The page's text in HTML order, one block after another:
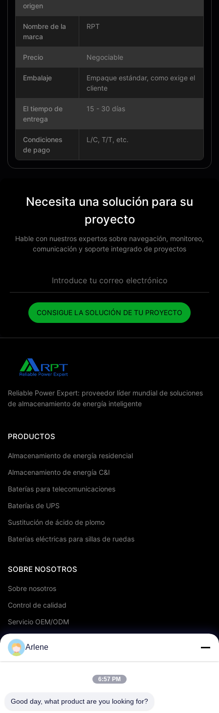
origen
Nombre de la
marca
RPT
Precio Negociable
Embalaje
Empaque estándar, como exige el
cliente
El tiempo de
entrega
15 - 30 días
Condiciones
de pago
L/C, T/T, etc.
Necesita una solución para su
proyecto
Hable con nuestros expertos sobre navegación, monitoreo,
comunicación y soporte integrado de proyectos
CONSIGUE LA SOLUCIÓN DE TU PROYECTO
Reliable Power Expert: proveedor líder mundial de soluciones
de almacenamiento de energía inteligente
PRODUCTOS
Almacenamiento de energía residencial
Almacenamiento de energía C&I
Baterías para telecomunicaciones
Baterías de UPS
Sustitución de ácido de plomo
Baterías eléctricas para sillas de ruedas
SOBRE NOSOTROS
Sobre nosotros
Control de calidad
Servicio OEM/ODM
Eventos y noticias
Preguntas frecuentes
Arlene
6:57 PM
Good day, what product are you looking for?